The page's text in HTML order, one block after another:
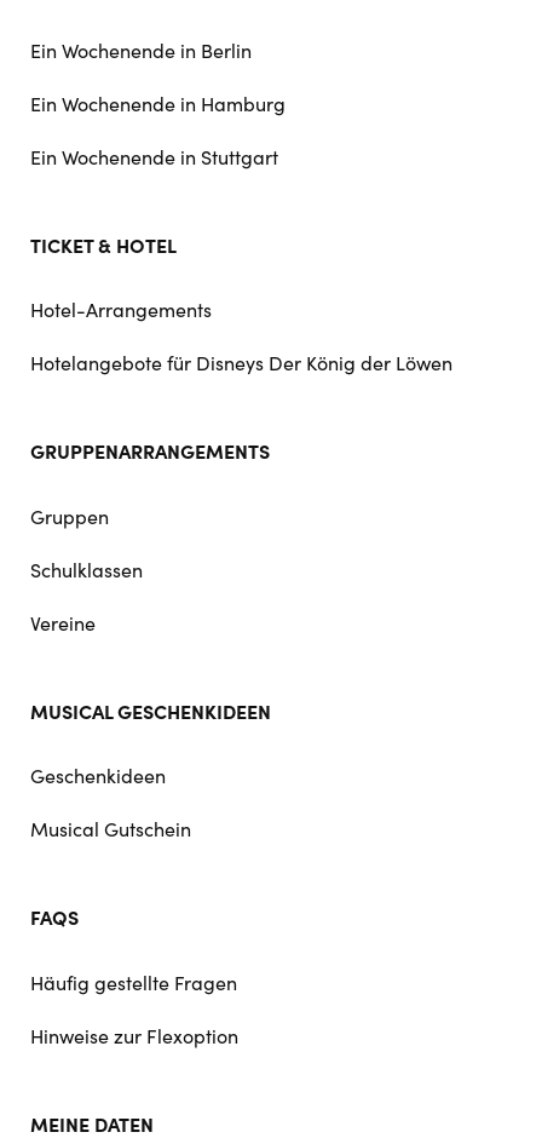
Ein Wochenende in Berlin
Ein Wochenende in Hamburg
Ein Wochenende in Stuttgart
TICKET & HOTEL
Hotel-Arrangements
Hotelangebote für Disneys Der König der Löwen
GRUPPENARRANGEMENTS
Gruppen
Schulklassen
Vereine
MUSICAL GESCHENKIDEEN
Geschenkideen
Musical Gutschein
FAQS
Häufig gestellte Fragen
Hinweise zur Flexoption
MEINE DATEN